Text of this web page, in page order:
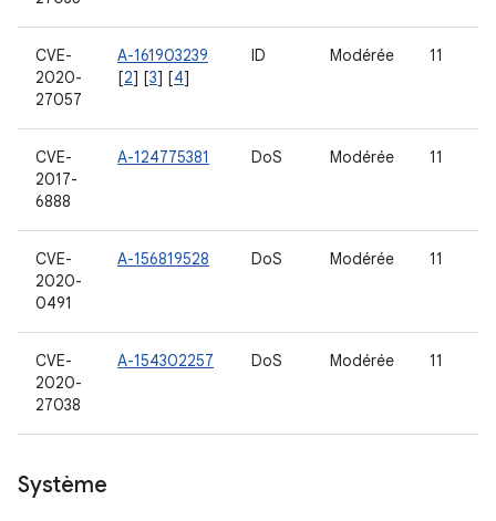
CVE-
2020-
27057
A-161903239
[2] [3] [4]
ID Modérée 11
CVE-
2017-
6888
A-124775381 DoS Modérée 11
CVE-
2020-
0491
A-156819528 DoS Modérée 11
CVE-
2020-
27038
A-154302257 DoS Modérée 11
Système